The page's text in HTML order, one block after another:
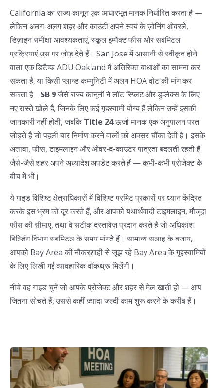
California का राज्य कानून एक आधारभूत मानक निर्धारित करता है —
लेकिन अलग-अलग शहर और काउंटी अपने स्वयं के ज़ोनिंग ओवरले,
डिज़ाइन समीक्षा आवश्यकताएं, स्कूल इम्पैक्ट फीस और सबमिटल
प्रक्रियाएं उस पर जोड़ देते हैं। San Jose में आसानी से स्वीकृत होने
वाला एक डिटैच्ड ADU Oakland में अतिरिक्त बाधाओं का सामना कर
सकता है, या किसी प्लान्ड कम्युनिटी में अलग HOA वोट की मांग कर
सकता है। SB 9जैसे राज्य कानूनों ने लॉट स्प्लिट और डुप्लेक्स के लिए
नए रास्ते खोले हैं, जिनके लिए कई गृहस्वामी योग्य हैं लेकिन उन्हें इसकी
जानकारी नहीं होती, जबकि Title 24ऊर्जा मानक एक अनुपालन परत
जोड़ते हैं जो पहली बार निर्माण करने वालों को अक्सर चौंका देती है। इसके
अलावा, फीस, टाइमलाइन और ओवर-द-काउंटर पात्रता बदलती रहती है
जैसे-जैसे शहर अपने अध्यादेश अपडेट करते हैं — कभी-कभी प्रोजेक्ट के
बीच में भी।
ये गाइड विशिष्ट क्षेत्राधिकारों में विशिष्ट परमिट प्रकारों पर ध्यान केंद्रित
करके इस भ्रम को दूर करते हैं, और आपको यथार्थवादी टाइमलाइन, मौजूदा
फीस की सीमाएं, तथा वे सटीक दस्तावेज़ प्रदान करते हैं जो अधिकांश
बिल्डिंग विभाग सबमिटल के समय मांगते हैं। सामान्य सलाह के बजाय,
आपको Bay Area की नौकरशाही से जूझ रहे Bay Area के गृहस्वामियों
के लिए लिखी गई व्यावहारिक वॉकथ्रू मिलेंगी।
नीचे वह गाइड चुनें जो आपके प्रोजेक्ट और शहर से मेल खाती हो — आप
जितना सोचते हैं, उससे कहीं ज़्यादा जल्दी काम शुरू करने के करीब हैं।